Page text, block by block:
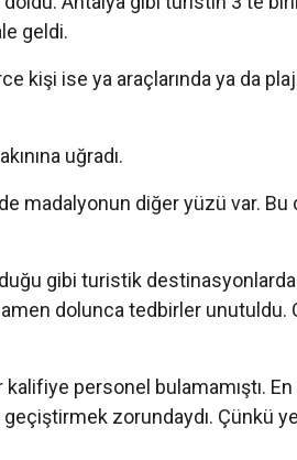
geldi.
kişi ise ya araçlarında ya da
uğradı.
madalyonun diğer yüzü var. Bu
gibi turistik
dolunca tedbirler unutuldu.
personel bulamamıştı.
zorundaydı. Çünkü